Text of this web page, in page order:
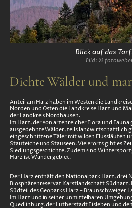
Blick auf das
Bild: ©
Dichte Wälder und
Anteil am Harz haben im Westen die
Norden und Osten die Landkreise Harz und
der Landkreis Nordhausen.
Im Harz, der von artenreicher Flora und Fauna
ausgedehnte Wälder, teils landwirtschaftlich
eingeschnittene Täler mit wilden Flussläufen
Stauteiche und Stauseen. Vielerorts gibt es
Siedlungsgeschichte. Zudem sind
Harz ist Wandergebiet.
Der Harz enthält den Nationalpark Harz, drei
Biosphärenreservat Karstlandschaft
Südteil des Geoparks Harz – Braunschweiger
Im Harz und in seiner unmittelbaren
Quedlinburg, der Lutherstadt Eisleben und